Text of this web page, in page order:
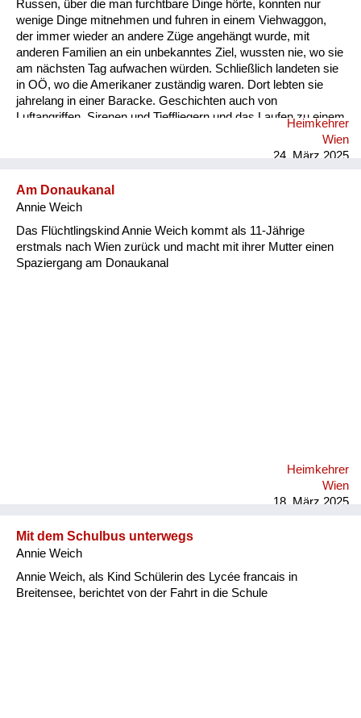
Russen, über die man furchtbare Dinge hörte, konnten nur
wenige Dinge mitnehmen und fuhren in einem Viehwaggon,
der immer wieder an andere Züge angehängt wurde, mit
anderen Familien an ein unbekanntes Ziel, wussten nie, wo sie
am nächsten Tag aufwachen würden. Schließlich landeten sie
in OÖ, wo die Amerikaner zuständig waren. Dort lebten sie
jahrelang in einer Baracke. Geschichten auch von
Luftangriffen, Sirenen und Tieffliegern und das Laufen zu einem
Luftschutzkeller hörte ich. Von der Angst sprach meine Mutter,
und dass sie aus Angst immer etwas essen musste. Es gab
nur mit Essensmarken. Sie konnte mit d...
Heimkehrer
Wien
24. März 2025
Am Donaukanal
Annie Weich
Das Flüchtlingskind Annie Weich kommt als 11-Jährige
erstmals nach Wien zurück und macht mit ihrer Mutter einen
Spaziergang am Donaukanal
Heimkehrer
Wien
18. März 2025
Mit dem Schulbus unterwegs
Annie Weich
Annie Weich, als Kind Schülerin des Lycée francais in
Breitensee, berichtet von der Fahrt in die Schule